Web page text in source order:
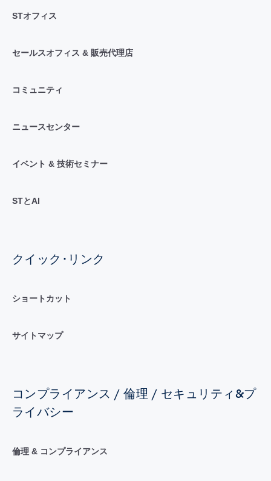
STオフィス
セールスオフィス & 販売代理店
コミュニティ
ニュースセンター
イベント & 技術セミナー
STとAI
クイック･リンク
ショートカット
サイトマップ
コンプライアンス / 倫理 / セキュリティ&プ
ライバシー
倫理 & コンプライアンス